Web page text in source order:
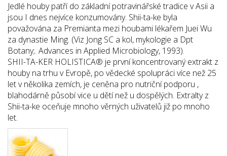
Jedlé houby patří do základní potravinářské tradice v Asii a
jsou I dnes nejvíce konzumovány. Shii-ta-ke byla
považována za Premianta mezi houbami lékařem Juei Wu
za dynastie Ming. (Viz Jong SC a kol, mykologie a Dpt
Botany;. Advances in Applied Microbiology, 1993).
SHII-TA-KER HOLISTICA® je první koncentrovaný extrakt z
houby na trhu v Evropě, po vědecké spolupráci více než 25
let v několika zemích, je ceněna pro nutriční podporu ,
blahodárně působí vice u dětí než u dospělých. Extralty z
Shii-ta-ke oceňuje mnoho věrných uživatelů již po mnoho
let.